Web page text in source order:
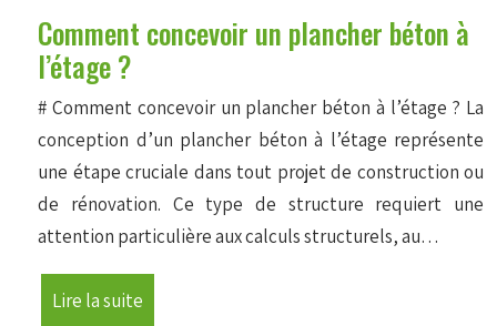
Comment concevoir un plancher béton à
l’étage ?
# Comment concevoir un plancher béton à l’étage ? La
conception d’un plancher béton à l’étage représente
une étape cruciale dans tout projet de construction ou
de rénovation. Ce type de structure requiert une
attention particulière aux calculs structurels, au…
Lire la suite